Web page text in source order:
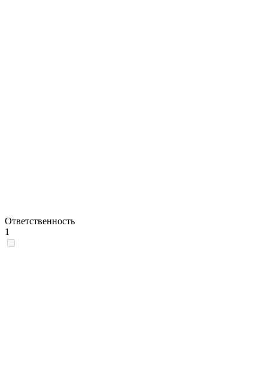
Ответственность
1